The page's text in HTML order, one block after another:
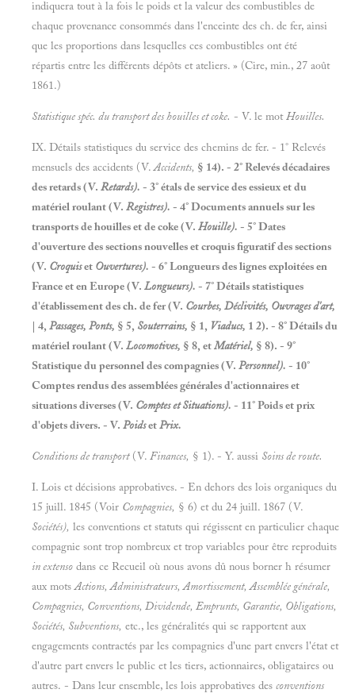
indiquera tout à la fois le poids et la valeur des combustibles de
chaque provenance consommés dans l'enceinte des ch. de fer, ainsi
que les proportions dans lesquelles ces combustibles ont été
répartis entre les différents dépôts et ateliers. » (Cire, min., 27 août
1861.)
Statistique spéc. du transport des houilles et coke. - V. le motHouilles.
IX. Détails statistiques du service des chemins de fer. - 1° Relevés
mensuels des accidents (V.Accidents, § 14). - 2° Relevés décadaires
des retards (V. Retards). - 3° étals de service des essieux et du
matériel roulant (V. Registres). - 4° Documents annuels sur les
transports de houilles et de coke (V. Houille). - 5° Dates
d'ouverture des sections nouvelles et croquis figuratif des sections
(V. Croquiset Ouvertures). - 6° Longueurs des lignes exploitées en
France et en Europe (V. Longueurs). - 7° Détails statistiques
d'établissement des ch. de fer (V. Courbes, Déclivités, Ouvrages d'art,
| 4, Passages, Ponts, § 5, Souterrains, § 1, Viaducs, 1 2). - 8° Détails du
matériel roulant (V. Locomotives, § 8, etMatériel, § 8). - 9°
Statistique du personnel des compagnies (V. Personnel). - 10°
Comptes rendus des assemblées générales d'actionnaires et
situations diverses (V. Comptes et Situations). - 11° Poids et prix
d'objets divers. - V. PoidsetPrix.
Conditions de transport(V. Finances, § 1). - Y. aussi Soins de route.
I. Lois et décisions approbatives. - En dehors des lois organiques du
15 juill. 1845 (Voir Compagnies, § 6) et du 24 juill. 1867 (V.
Sociétés), les conventions et statuts qui régissent en particulier chaque
compagnie sont trop nombreux et trop variables pour être reproduits
in extenso dans ce Recueil où nous avons dû nous borner h résumer
aux motsActions, Administrateurs, Amortissement, Assemblée générale,
Compagnies, Conventions, Dividende, Emprunts, Garantie, Obligations,
Sociétés, Subventions, etc., les généralités qui se rapportent aux
engagements contractés par les compagnies d'une part envers l'état et
d'autre part envers le public et les tiers, actionnaires, obligataires ou
autres. - Dans leur ensemble, les lois approbatives des conventions